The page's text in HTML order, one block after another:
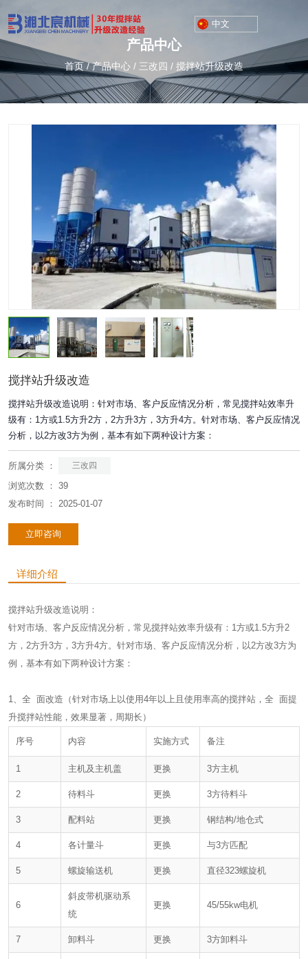
中文
产品中心
首页 /产品中心 / 三改四 / 搅拌站升级改造
搅拌站升级改造
搅拌站升级改造说明：针对市场、客户反应情况分析，常见搅拌站效率升
级有：1方或1.5方升2方，2方升3方，3方升4方。针对市场、客户反应情况
分析，以2方改3方为例，基本有如下两种设计方案：
所属分类 ： 三改四
浏览次数 ： 39
发布时间 ： 2025-01-07
立即咨询
详细介绍
搅拌站升级改造说明：
针对市场、客户反应情况分析，常见搅拌站效率升级有：1方或1.5方升2
方，2方升3方，3方升4方。针对市场、客户反应情况分析，以2方改3方为
例，基本有如下两种设计方案：
1、全 面改造（针对市场上以使用4年以上且使用率高的搅拌站，全 面提
升搅拌站性能，效果显著，周期长）
序号 内容 实施方式 备注
1 主机及主机盖 更换 3方主机
2 待料斗 更换 3方待料斗
3 配料站 更换 钢结构/地仓式
4 各计量斗 更换 与3方匹配
5 螺旋输送机 更换 直径323螺旋机
6
斜皮带机驱动系
统
更换 45/55kw电机
7 卸料斗 更换 3方卸料斗